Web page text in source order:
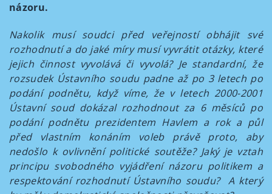
názoru.
Nakolik musí soudci před veřejností obhájit své
rozhodnutí a do jaké míry musí vyvrátit otázky, které
jejich činnost vyvolává či vyvolá? Je standardní, že
rozsudek Ústavního soudu padne až po 3 letech po
podání podnětu, když víme, že v letech 2000-2001
Ústavní soud dokázal rozhodnout za 6 měsíců po
podání podnětu prezidentem Havlem a rok a půl
před vlastním konáním voleb právě proto, aby
nedošlo k ovlivnění politické soutěže? Jaký je vztah
principu svobodného vyjádření názoru politikem a
respektování rozhodnutí Ústavního soudu? A který